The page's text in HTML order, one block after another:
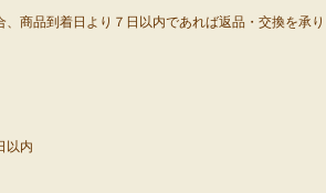
、商品到着日より７日以内であれば返品・交換を承り
以内